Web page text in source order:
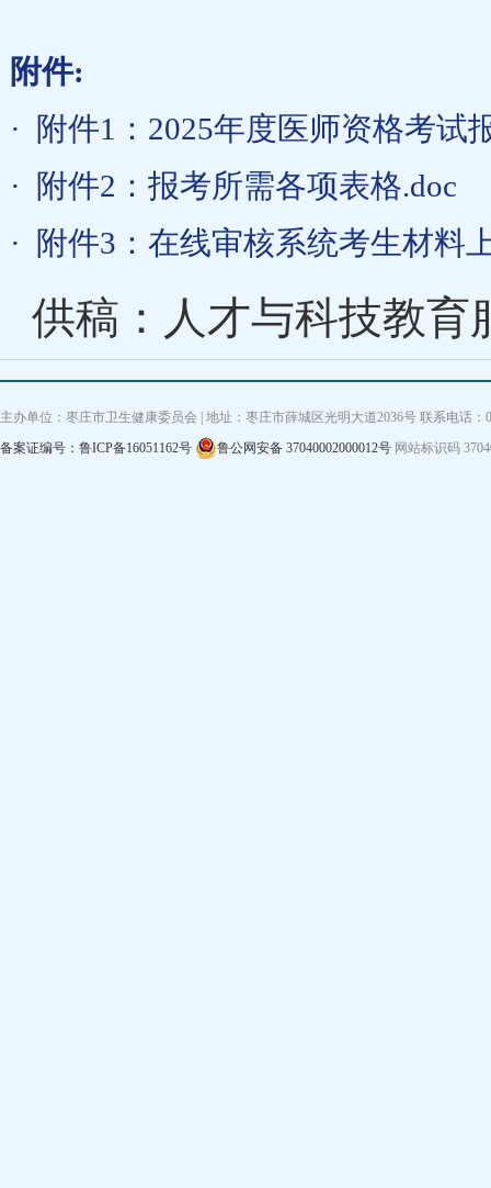
附件:
·
附件1：2025年度医师资格考试
·
附件2：报考所需各项表格.doc
·
附件3：在线审核系统考生材料
供稿：人才与科技教育
主办单位：枣庄市卫生健康委员会 | 地址：枣庄市薛城区光明大道2036号 联系电话
备案证编号：鲁ICP备16051162号
鲁公网安备 37040002000012号 网站标识码